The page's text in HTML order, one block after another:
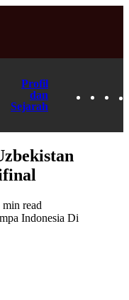
Profil
dan
Sejarah
min read